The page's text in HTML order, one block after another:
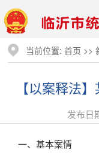
当前位置:首页 >>
【以案释法
发布日
一、基本案情